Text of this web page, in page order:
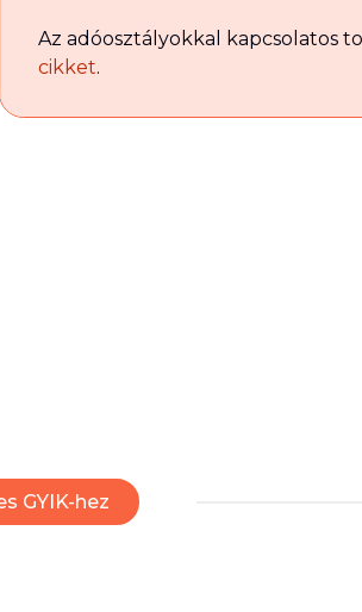
Az adóosztályokkal kapcsolatos
cikket.
GYIK-hez